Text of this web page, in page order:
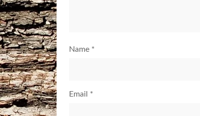
Name *
Email *